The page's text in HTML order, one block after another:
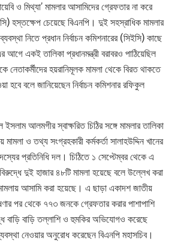
ও মিথ্যা’ মামলার আসামিদের গ্রেফতার না করে
হস্তক্ষেপ চেয়েছে বিএনপি। দুই সহস্রাধিক মামলার
নিতে প্রধান নির্বাচন কমিশনারের (সিইসি) কাছে
একই তালিকা প্রধানমন্ত্রী বরাবরও পাঠিয়েছিল
নেতাকর্মীদের হয়রানিমূলক মামলা থেকে বিরত থাকতে
হবে বলে জানিয়েছেন নির্বাচন কমিশনার রফিকুল
ইসলাম আলমগীর স্বাক্ষরিত চিঠির সঙ্গে মামলার তালিকা
মামলা ও তথ্য সংগ্রহকারী কর্মকর্তা সালাহউদ্দিন খানের
প্রতিনিধি দল। চিঠিতে ১ সেপ্টেম্বর থেকে এ
বিরুদ্ধে দুই হাজার ৪৮টি মামলা হয়েছে বলে উল্লেখ করা
আসামি করা হয়েছে। এ ছাড়া একাদশ জাতীয়
পর থেকে ৭৭৩ জনকে গ্রেফতার করার পাশাপাশি
বাড়ি বাড়ি তল্লাশি ও হুমকির অভিযোগও করেছে
নেওয়ার অনুরোধ করেছেন বিএনপি মহাসচিব।